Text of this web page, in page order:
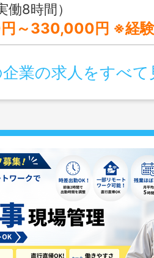
8時間）
円 ※経験者・有資格者は
企業の求人をすべて